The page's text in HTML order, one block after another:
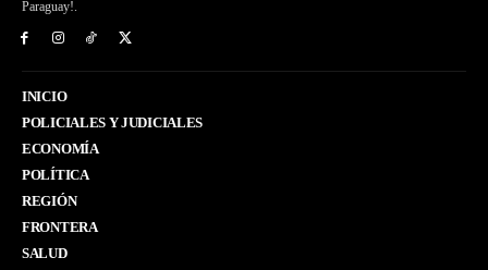
Paraguay!.
INICIO
POLICIALES Y JUDICIALES
ECONOMÍA
POLÍTICA
REGIÓN
FRONTERA
SALUD